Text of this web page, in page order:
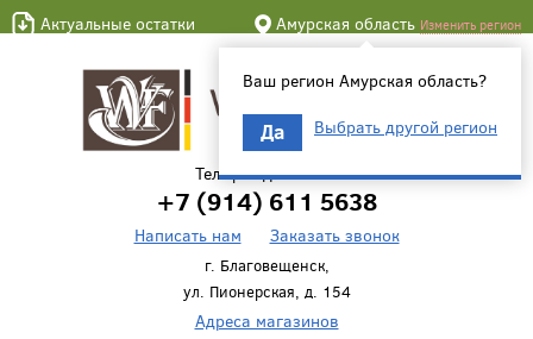
Актуальные остатки Амурская область Изменить регион
Ваш регион Амурская область?
Да Выбрать другой регион
Телефон для связи
+7 (914) 611 5638
Написать нам Заказать звонок
г. Благовещенск,
ул. Пионерская, д. 154
Адреса магазинов